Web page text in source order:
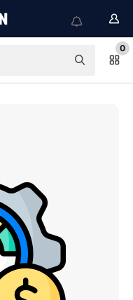
0